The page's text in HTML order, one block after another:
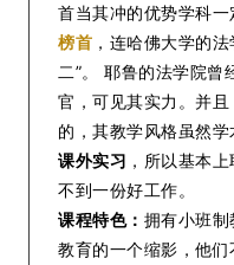
首当其冲的优势学科
榜首 ，连哈佛大学的
二”。 耶鲁的法学院
官，可见其实力。并
的，其教学风格虽然
课外实习 ，所以基本
不到一份好工作。
课程特色： 拥有小班
教育的一个缩影，他